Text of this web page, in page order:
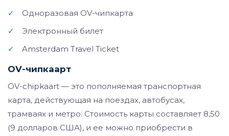
✓
Одноразовая OV-чипкарта
✓
Электронный билет
✓
Amsterdam Travel Ticket
OV-чипкаарт
OV-chipkaart — это пополняемая транспортная
карта, действующая на поездах, автобусах,
трамваях и метро. Стоимость карты составляет 8,50
(9 долларов США), и ее можно приобрести в